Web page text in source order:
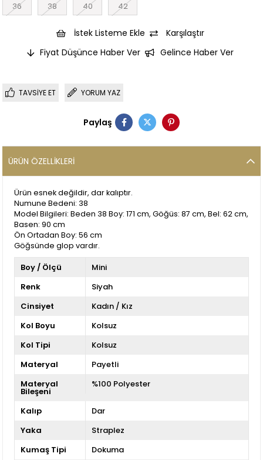
36 38 40 42
İstek Listeme Ekle
Karşılaştır
Fiyat Düşünce Haber Ver
Gelince Haber Ver
TAVSIYE ET YORUM YAZ
Paylaş
ÜRÜN ÖZELLIKLERI
Ürün esnek değildir, dar kalıptır.
Numune Bedeni: 38
Model Bilgileri: Beden 38 Boy: 171 cm, Göğüs: 87 cm, Bel: 62 cm,
Basen: 90 cm
Ön Ortadan Boy: 56 cm
Göğsünde glop vardır.
Boy / Ölçü
Mini
Renk
Siyah
Cinsiyet
Kadın / Kız
Kol Boyu
Kolsuz
Kol Tipi
Kolsuz
Materyal
Payetli
Materyal
Bileşeni
%100 Polyester
Kalıp
Dar
Yaka
Straplez
Kumaş Tipi
Dokuma